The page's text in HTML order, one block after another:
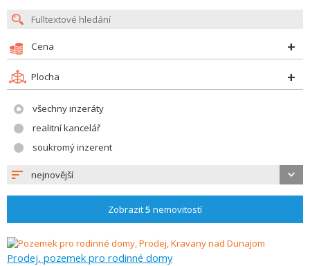
Cena
Plocha
všechny inzeráty
realitní kancelář
soukromý inzerent
nejnovější
Zobrazit5 nemovitostí
Prodej, pozemek pro rodinné domy